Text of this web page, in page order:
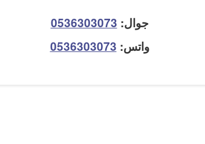
جوال: 0536303073
واتس: 0536303073